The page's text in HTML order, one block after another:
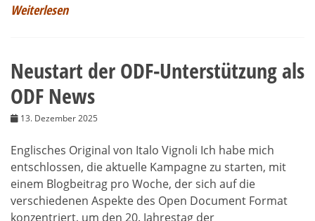
Weiterlesen
Neustart der ODF-Unterstützung als
ODF News
13. Dezember 2025
Englisches Original von Italo Vignoli Ich habe mich
entschlossen, die aktuelle Kampagne zu starten, mit
einem Blogbeitrag pro Woche, der sich auf die
verschiedenen Aspekte des Open Document Format
konzentriert, um den 20. Jahrestag der